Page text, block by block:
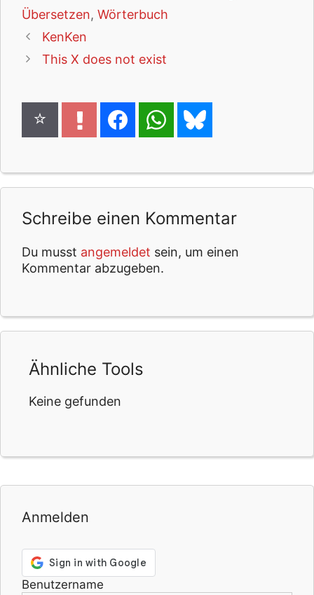
Übersetzen, Wörterbuch
KenKen
This X does not exist
Schreibe einen Kommentar
Du musst angemeldet sein, um einen
Kommentar abzugeben.
Ähnliche Tools
Keine gefunden
Anmelden
Benutzername